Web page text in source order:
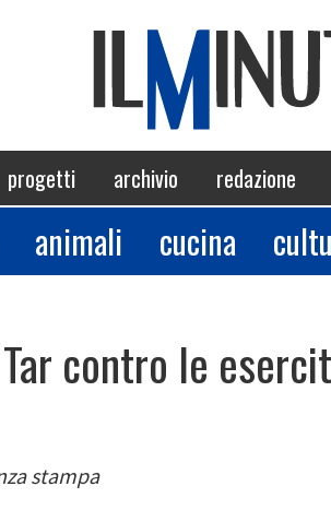
progetti archivio redazione
animali cucina
contro le
stampa